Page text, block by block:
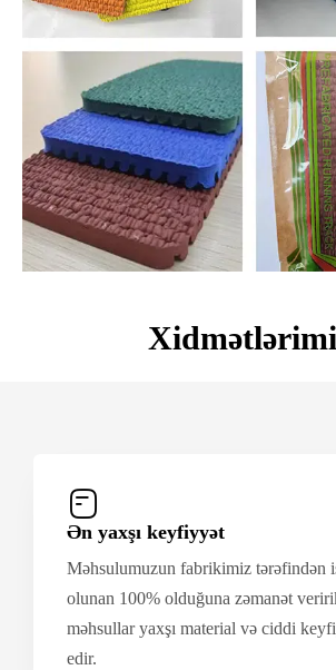
Ən yaxşı keyfiyyət
Məhsulumuzun fabrikimiz tərəfindən
olunan 100% olduğuna zəmanət
məhsullar yaxşı material və ciddi
edir.